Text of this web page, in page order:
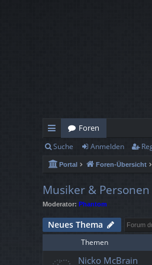
ch
ne
llz
ug
rif
Foren
Suche Anmelden
Portal Foren-Übersicht
Musiker & Personen
Moderator: Phantom
Neues Thema
Themen
Nicko McBrain